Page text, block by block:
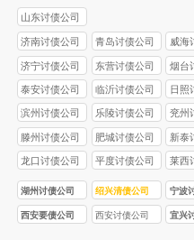
山东讨债公司
济南讨债公司 青岛讨债公司 威海
济宁讨债公司 东营讨债公司 烟台
泰安讨债公司 临沂讨债公司 日照
滨州讨债公司 乐陵讨债公司 兖州
滕州讨债公司 肥城讨债公司 新泰
龙口讨债公司 平度讨债公司 莱西
湖州讨债公司 绍兴清债公司 宁波
西安要债公司 西安讨债公司 宜兴